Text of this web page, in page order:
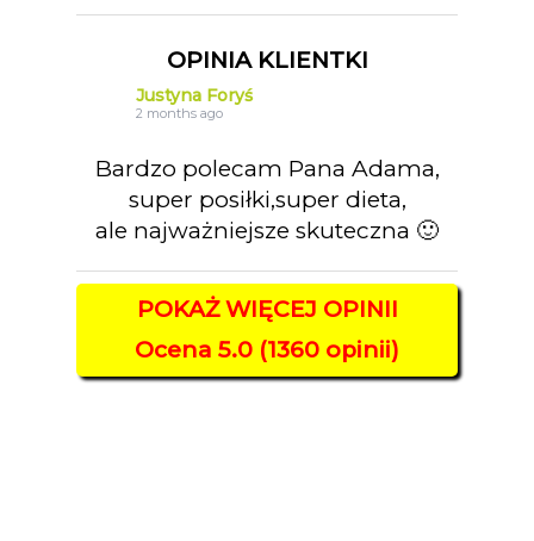
OPINIA KLIENTKI
Justyna Foryś
2 months ago
Bardzo polecam Pana Adama,
super posiłki,super dieta,
ale najważniejsze skuteczna 🙂
POKAŻ WIĘCEJ OPINII
Ocena 5.0 (1360 opinii)